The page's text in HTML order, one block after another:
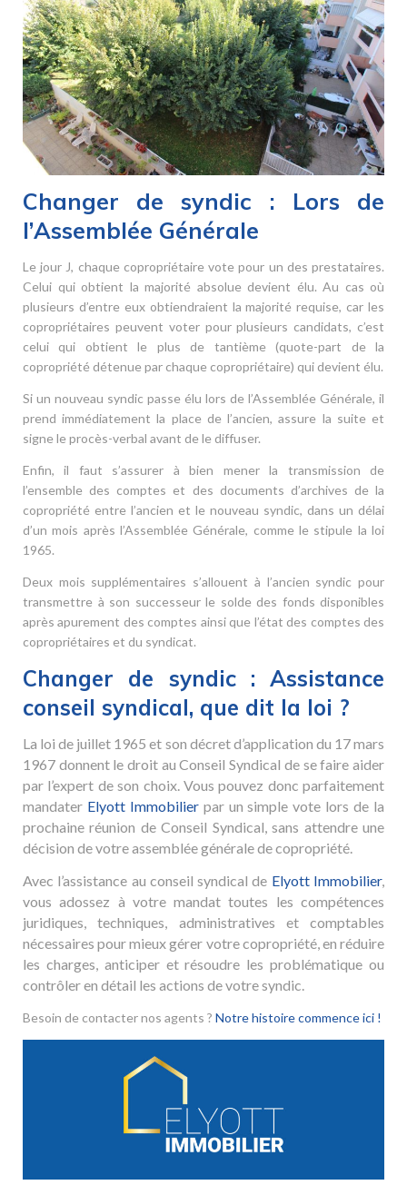
Changer de syndic : Lors de
l’Assemblée Générale
Le jour J, chaque copropriétaire vote pour un des prestataires.
Celui qui obtient la majorité absolue devient élu. Au cas où
plusieurs d’entre eux obtiendraient la majorité requise, car les
copropriétaires peuvent voter pour plusieurs candidats, c’est
celui qui obtient le plus de tantième (quote-part de la
copropriété détenue par chaque copropriétaire) qui devient élu.
Si un nouveau syndic passe élu lors de l’Assemblée Générale, il
prend immédiatement la place de l’ancien, assure la suite et
signe le procès-verbal avant de le diffuser.
Enfin, il faut s’assurer à bien mener la transmission de
l’ensemble des comptes et des documents d’archives de la
copropriété entre l’ancien et le nouveau syndic, dans un délai
d’un mois après l’Assemblée Générale, comme le stipule la loi
1965.
Deux mois supplémentaires s’allouent à l’ancien syndic pour
transmettre à son successeur le solde des fonds disponibles
après apurement des comptes ainsi que l’état des comptes des
copropriétaires et du syndicat.
Changer de syndic : Assistance
conseil syndical, que dit la loi ?
La loi de juillet 1965 et son décret d’application du 17 mars
1967 donnent le droit au Conseil Syndical de se faire aider
par l’expert de son choix. Vous pouvez donc parfaitement
mandater Elyott Immobilierpar un simple vote lors de la
prochaine réunion de Conseil Syndical, sans attendre une
décision de votre assemblée générale de copropriété.
Avec l’assistance au conseil syndical de Elyott Immobilier,
vous adossez à votre mandat toutes les compétences
juridiques, techniques, administratives et comptables
nécessaires pour mieux gérer votre copropriété, en réduire
les charges, anticiper et résoudre les problématique ou
contrôler en détail les actions de votre syndic.
Besoin de contacter nos agents ? Notre histoire commence ici !